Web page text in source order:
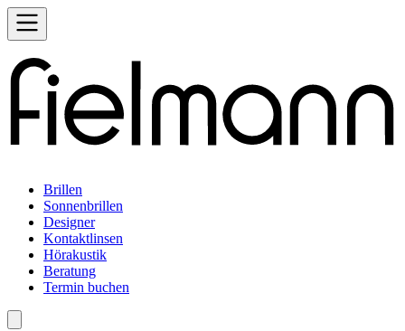
Brillen
Sonnenbrillen
Designer
Kontaktlinsen
Hörakustik
Beratung
Termin buchen